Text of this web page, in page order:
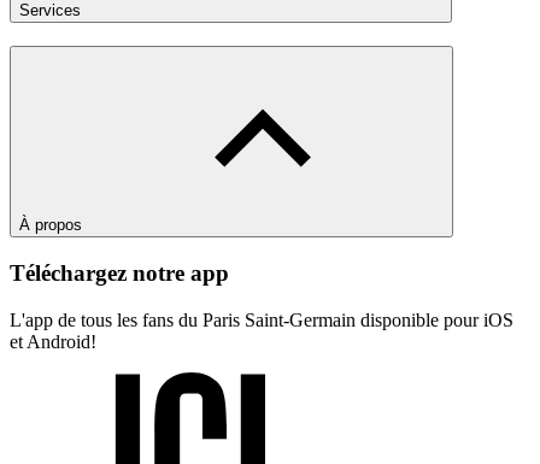
Services
À propos
Téléchargez notre app
L'app de tous les fans du Paris Saint-Germain disponible pour iOS
et Android!